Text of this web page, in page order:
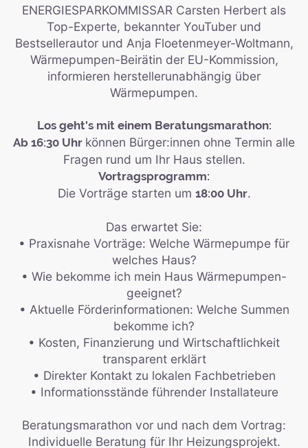
ENERGIESPARKOMMISSAR Carsten Herbert als
Top-Experte, bekannter YouTuber und
Bestsellerautor und Anja Floetenmeyer-Woltmann,
Wärmepumpen-Beirätin der EU-Kommission,
informieren herstellerunabhängig über
Wärmepumpen.
Los geht's mit einem Beratungsmarathon:
Ab 16:30 Uhr können Bürger:innen ohne Termin alle
Fragen rund um Ihr Haus stellen.
Vortragsprogramm:
Die Vorträge starten um 18:00 Uhr.
Das erwartet Sie:
• Praxisnahe Vorträge: Welche Wärmepumpe für
welches Haus?
• Wie bekomme ich mein Haus Wärmepumpen-
geeignet?
• Aktuelle Förderinformationen: Welche Summen
bekomme ich?
• Kosten, Finanzierung und Wirtschaftlichkeit
transparent erklärt
• Direkter Kontakt zu lokalen Fachbetrieben
• Informationsstände führender Installateure
Beratungsmarathon vor und nach dem Vortrag:
Individuelle Beratung für Ihr Heizungsprojekt.